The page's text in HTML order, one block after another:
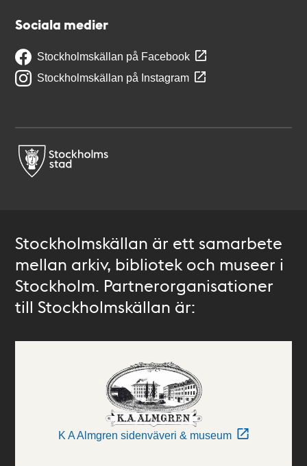
Sociala medier
Stockholmskällan på Facebook
Stockholmskällan på Instagram
Stockholmskällan är ett samarbete
mellan arkiv, bibliotek och museer i
Stockholm. Partnerorganisationer
till Stockholmskällan är:
K A Almgren sidenväveri & museum